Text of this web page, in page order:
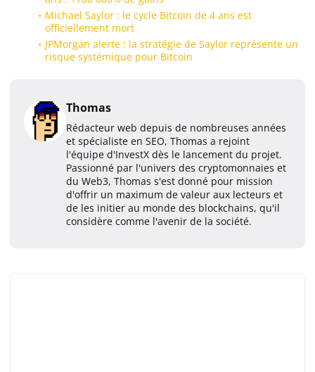
Michael Saylor : le cycle Bitcoin de 4 ans est
officiellement mort
JPMorgan alerte : la stratégie de Saylor représente un
risque systémique pour Bitcoin
Thomas
Rédacteur web depuis de nombreuses années
et spécialiste en SEO, Thomas a rejoint
l'équipe d'InvestX dès le lancement du projet.
Passionné par l'univers des cryptomonnaies et
du Web3, Thomas s'est donné pour mission
d'offrir un maximum de valeur aux lecteurs et
de les initier au monde des blockchains, qu'il
considère comme l'avenir de la société.